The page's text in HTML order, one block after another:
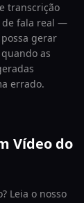
transcrição
de fala real —
gerar
as
errado.
Vídeo do
Leia o nosso